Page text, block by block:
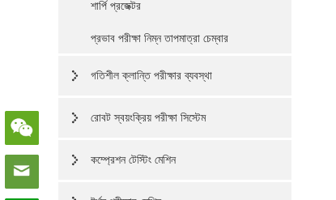
শার্পি প্রজেক্টর
প্রভাব পরীক্ষা নিম্ন তাপমাত্রা চেম্বার
গতিশীল ক্লান্তি পরীক্ষার ব্যবস্থা
রোবট স্বয়ংক্রিয় পরীক্ষা সিস্টেম
কম্প্রেশন টেস্টিং মেশিন